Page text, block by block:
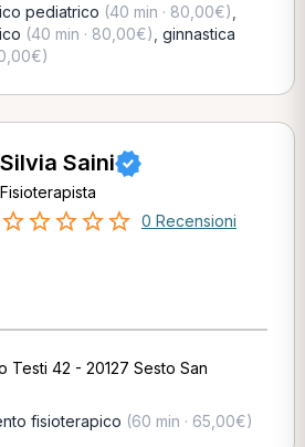
pediatrico (40 min · 80,00€)
(40 min · 80,00€) ginnastica
Silvia Saini
Fisioterapista
0 Recensioni
Testi 42 - 20127 Sesto San
fisioterapico (60 min · 65,00€)